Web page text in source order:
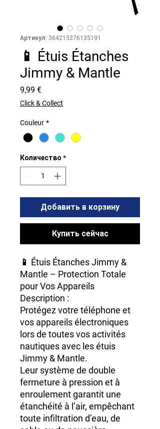
Артикул: 364215376135191
📱 Étuis Étanches
Jimmy & Mantle
9,99 €Цена
Click & Collect
Couleur *
Количество *
Добавить в корзину
Купить сейчас
📱 Étuis Étanches Jimmy &
Mantle – Protection Totale
pour Vos Appareils
Description :
Protégez votre téléphone et
vos appareils électroniques
lors de toutes vos activités
nautiques avec lesétuis
Jimmy & Mantle.
Leur système de double
fermeture à pression et à
enroulementgarantit une
étanchéité à l’air, empêchant
toute infiltration d’eau, de